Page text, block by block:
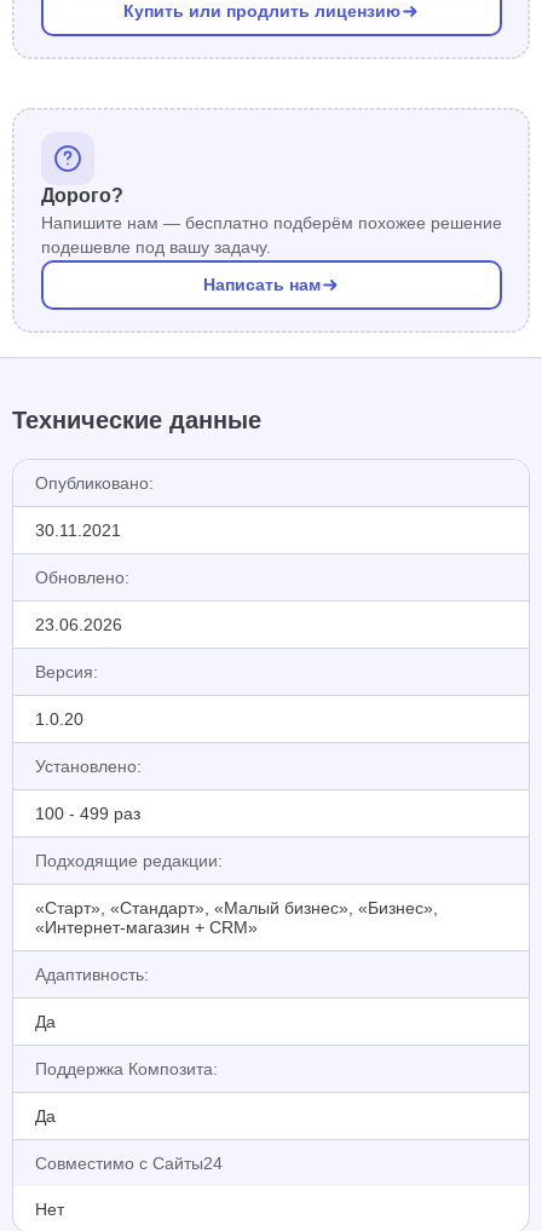
Купить или продлить лицензию
Дорого?
Напишите нам — бесплатно подберём похожее решение
подешевле под вашу задачу.
Написать нам
Технические данные
Опубликовано:
30.11.2021
Обновлено:
23.06.2026
Версия:
1.0.20
Установлено:
100 - 499 раз
Подходящие редакции:
«Старт», «Стандарт», «Малый бизнес», «Бизнес»,
«Интернет-магазин + CRM»
Адаптивность:
Да
Поддержка Композита:
Да
Совместимо с Сайты24
Нет